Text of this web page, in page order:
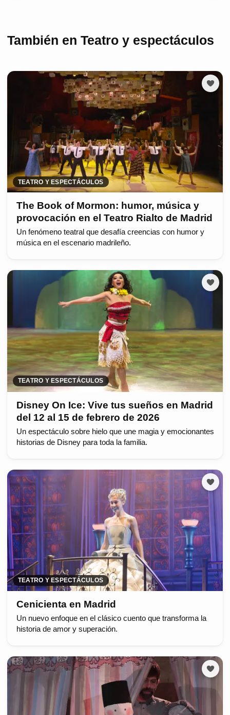
También en Teatro y espectáculos
TEATRO Y ESPECTÁCULOS
The Book of Mormon: humor, música y
provocación en el Teatro Rialto de Madrid
Un fenómeno teatral que desafía creencias con humor y
música en el escenario madrileño.
TEATRO Y ESPECTÁCULOS
Disney On Ice: Vive tus sueños en Madrid
del 12 al 15 de febrero de 2026
Un espectáculo sobre hielo que une magia y emocionantes
historias de Disney para toda la familia.
TEATRO Y ESPECTÁCULOS
Cenicienta en Madrid
Un nuevo enfoque en el clásico cuento que transforma la
historia de amor y superación.